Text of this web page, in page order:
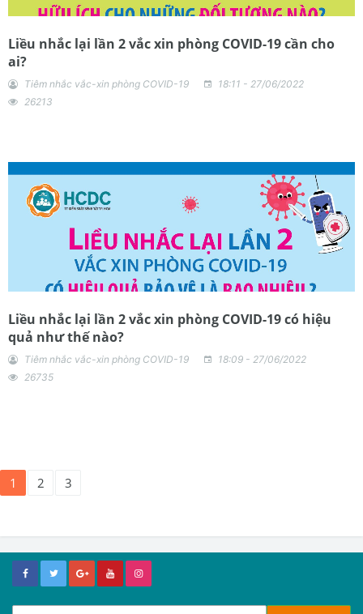
Liều nhắc lại lần 2 vắc xin phòng COVID-19 cần cho
ai?
Tiêm nhắc vắc-xin phòng COVID-19
18:11 - 27/06/2022
26213
Liều nhắc lại lần 2 vắc xin phòng COVID-19 có hiệu
quả như thế nào?
Tiêm nhắc vắc-xin phòng COVID-19
18:09 - 27/06/2022
26735
1 2 3